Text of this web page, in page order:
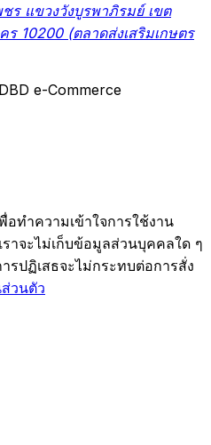
ร แขวงวังบูรพาภิรมย์ เขต
10200 (ตลาดส่งเสริมเกษตร
DBD e-Commerce
อทำความเข้าใจการใช้งาน
าจะไม่เก็บข้อมูลส่วนบุคคลใด ๆ
ปฏิเสธจะไม่กระทบต่อการสั่ง
วนตัว